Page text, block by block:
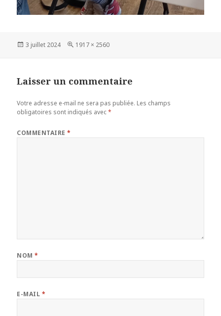
Publié
3 juillet 2024
Taille
1917 × 2560
Laisser un commentaire
Votre adresse e-mail ne sera pas publiée. Les champs
obligatoires sont indiqués avec*
COMMENTAIRE*
NOM*
E-MAIL *